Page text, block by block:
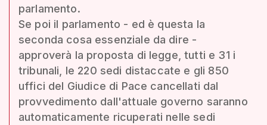
parlamento.
Se poi il parlamento - ed è questa la
seconda cosa essenziale da dire -
approverà la proposta di legge, tutti e 31 i
tribunali, le 220 sedi distaccate e gli 850
uffici del Giudice di Pace cancellati dal
provvedimento dall'attuale governo saranno
automaticamente ricuperati nelle sedi